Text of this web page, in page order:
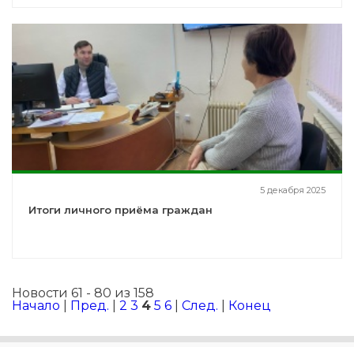
5 декабря 2025
Итоги личного приёма граждан
Новости 61 - 80 из 158
Начало
Пред. 2 3 4 5 6 След. Конец